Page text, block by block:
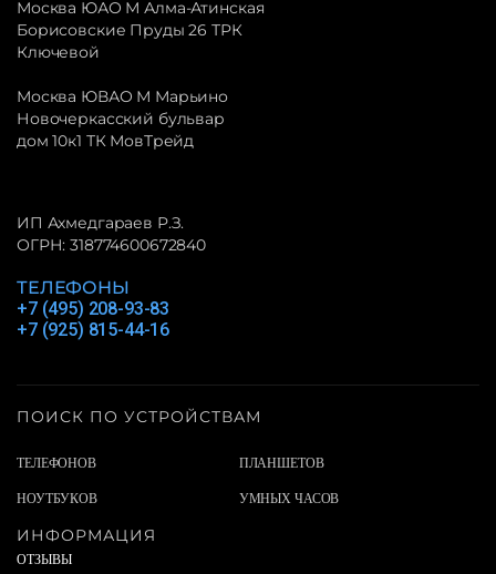
Москва ЮАО М Алма-Атинская
Борисовские Пруды 26 ТРК
Ключевой
Москва ЮВАО М Марьино
Новочеркасский бульвар
дом 10к1 ТК МовТрейд
ИП Ахмедгараев Р.З.
ОГРН: 318774600672840
ТЕЛЕФОНЫ
+7 (495) 208-93-83
+7 (925) 815-44-16
ПОИСК ПО УСТРОЙСТВАМ
ТЕЛЕФОНОВ ПЛАНШЕТОВ
НОУТБУКОВ УМНЫХ ЧАСОВ
ИНФОРМАЦИЯ
ОТЗЫВЫ